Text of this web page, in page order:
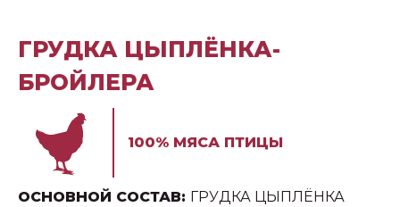
ГРУДКА ЦЫПЛЁНКА-
БРОЙЛЕРА
100% МЯСА ПТИЦЫ
ОСНОВНОЙ СОСТАВ: ГРУДКА ЦЫПЛЁНКА